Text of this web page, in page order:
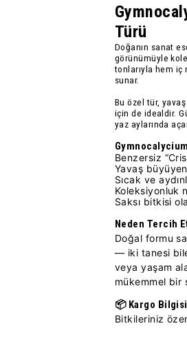
Türü
Doğanın sanat
görünümüyle
tonlarıyla hem iç
sunar.
Bu özel tür,
için de idealdir.
yaz aylarında
Benzersiz
Yavaş
Sıcak ve
Koleksiyonluk
Saksı bitkisi
Neden Tercih
Doğal formu
— iki tanesi
veya yaşam
mükemmel bir
📦 Kargo
Bitkileriniz